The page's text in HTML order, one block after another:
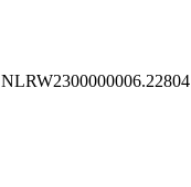
NLRW2300000006.22804